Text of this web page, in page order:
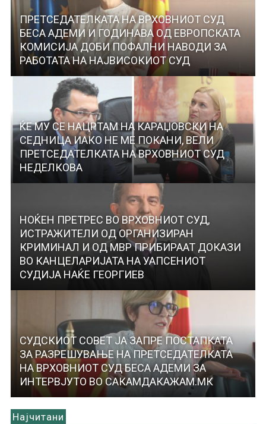
ПРЕТСЕДАТЕЛКАТА НА ВРХОВНИОТ СУД
БЕСА АДЕМИ И ГОДИНАВА ОД ЕВРОПСКАТА
КОМИСИЈА ДОБИ ПОФАЛНИ НАВОДИ ЗА
РАБОТАТА НА НАЈВИСОКИОТ СУД
ЌЕ МУ СЕ НАЦРТАМ НА КАРАЏОВСКИ НА
СЕДНИЦА ИАКО НЕ МЕ ПОКАНИ, ВЕЛИ
ПРЕТСЕДАТЕЛКАТА НА ВРХОВНИОТ СУД
НЕДЕЛКОВА
НОЌЕН ПРЕТРЕС ВО ВРХОВНИОТ СУД,
ИСТРАЖИТЕЛИ ОД ОРГАНИЗИРАН
КРИМИНАЛ И ОД МВР ПРИБИРААТ ДОКАЗИ
ВО КАНЦЕЛАРИЈАТА НА УАПСЕНИОТ
СУДИЈА НАЌЕ ГЕОРГИЕВ
СУДСКИОТ СОВЕТ ЈА ЗАПРЕ ПОСТАПКАТА
ЗА РАЗРЕШУВАЊЕ НА ПРЕТСЕДАТЕЛКАТА
НА ВРХОВНИОТ СУД БЕСА АДЕМИ ЗА
ИНТЕРВЈУТО ВО САКАМДАКАЖАМ.МК
Најчитани